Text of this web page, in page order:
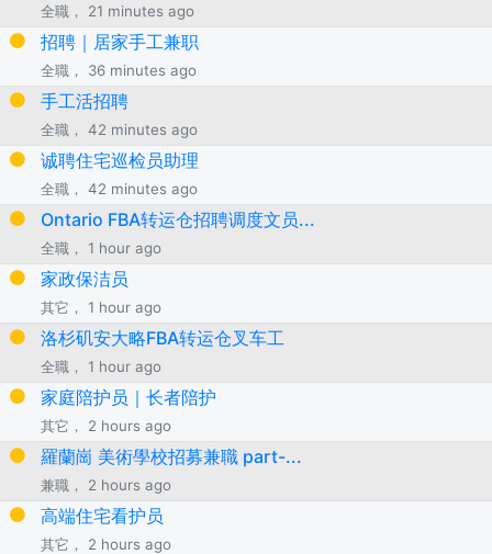
全職， 21 minutes ago
招聘｜居家手工兼职
全職， 36 minutes ago
手工活招聘
全職， 42 minutes ago
诚聘住宅巡检员助理
全職， 42 minutes ago
Ontario FBA转运仓招聘调度文员...
全職， 1 hour ago
家政保洁员
其它， 1 hour ago
洛杉矶安大略FBA转运仓叉车工
全職， 1 hour ago
家庭陪护员｜长者陪护
其它， 2 hours ago
羅蘭崗 美術學校招募兼職 part-...
兼職， 2 hours ago
高端住宅看护员
其它， 2 hours ago